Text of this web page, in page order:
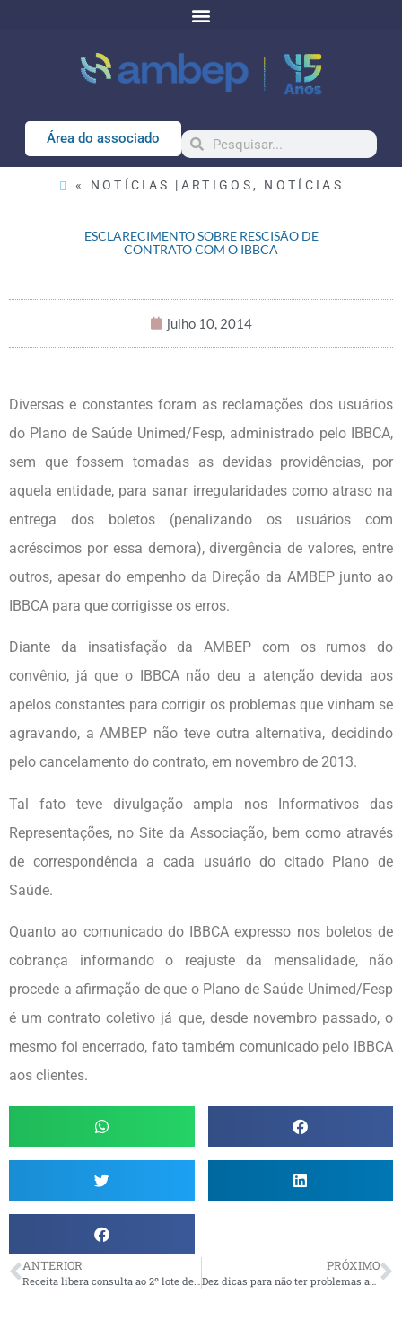
Área do associado
« NOTÍCIAS | ARTIGOS , NOTÍCIAS
ESCLARECIMENTO SOBRE RESCISÃO DE
CONTRATO COM O IBBCA
julho 10, 2014
Diversas e constantes foram as reclamações dos usuários
do Plano de Saúde Unimed/Fesp, administrado pelo IBBCA,
sem que fossem tomadas as devidas providências, por
aquela entidade, para sanar irregularidades como atraso na
entrega dos boletos (penalizando os usuários com
acréscimos por essa demora), divergência de valores, entre
outros, apesar do empenho da Direção da AMBEP junto ao
IBBCA para que corrigisse os erros.
Diante da insatisfação da AMBEP com os rumos do
convênio, já que o IBBCA não deu a atenção devida aos
apelos constantes para corrigir os problemas que vinham se
agravando, a AMBEP não teve outra alternativa, decidindo
pelo cancelamento do contrato, em novembro de 2013.
Tal fato teve divulgação ampla nos Informativos das
Representações, no Site da Associação, bem como através
de correspondência a cada usuário do citado Plano de
Saúde.
Quanto ao comunicado do IBBCA expresso nos boletos de
cobrança informando o reajuste da mensalidade, não
procede a afirmação de que o Plano de Saúde Unimed/Fesp
é um contrato coletivo já que, desde novembro passado, o
mesmo foi encerrado, fato também comunicado pelo IBBCA
aos clientes.
ANTERIOR PRÓXIMO
Dez dicas para não ter problemas ao pedir a aposentadoria do INSS